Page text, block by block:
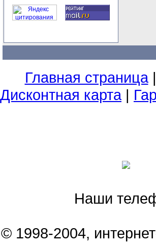
Главная страница|
Дисконтная карта|
Наши
© 1998-2004,